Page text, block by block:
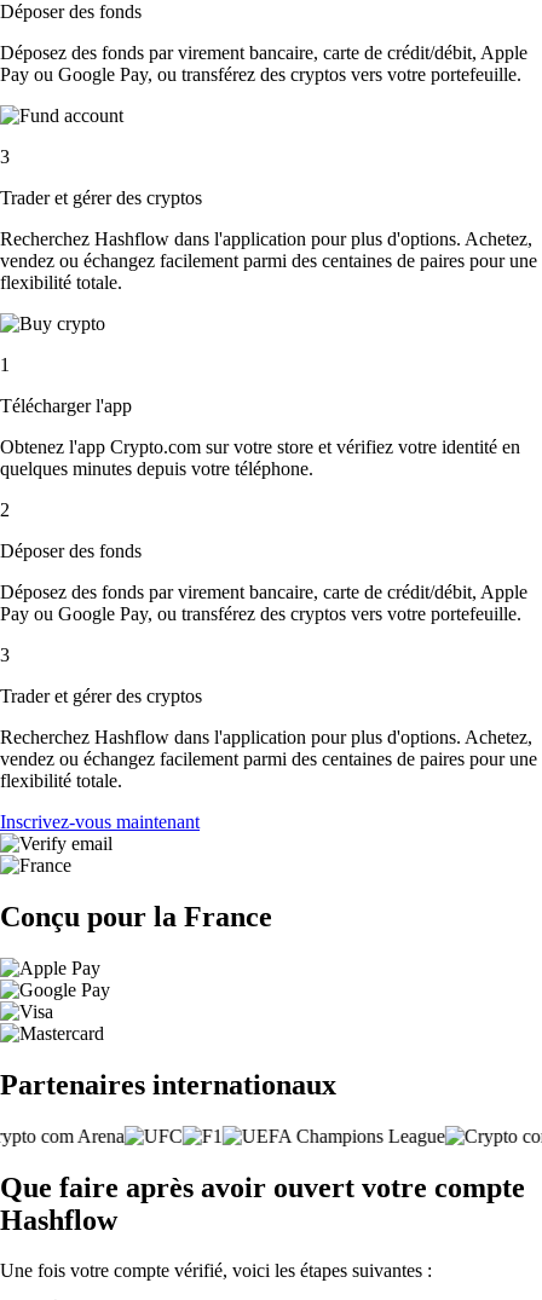
Déposer des fonds
Déposez des fonds par virement bancaire, carte de crédit/débit, Apple
Pay ou Google Pay, ou transférez des cryptos vers votre portefeuille.
3
Trader et gérer des cryptos
Recherchez Hashflow dans l'application pour plus d'options. Achetez,
vendez ou échangez facilement parmi des centaines de paires pour une
flexibilité totale.
1
Télécharger l'app
Obtenez l'app Crypto.com sur votre store et vérifiez votre identité en
quelques minutes depuis votre téléphone.
2
Déposer des fonds
Déposez des fonds par virement bancaire, carte de crédit/débit, Apple
Pay ou Google Pay, ou transférez des cryptos vers votre portefeuille.
3
Trader et gérer des cryptos
Recherchez Hashflow dans l'application pour plus d'options. Achetez,
vendez ou échangez facilement parmi des centaines de paires pour une
flexibilité totale.
Inscrivez-vous maintenant
Conçu pour la France
Partenaires internationaux
Que faire après avoir ouvert votre compte
Hashflow
Une fois votre compte vérifié, voici les étapes suivantes :